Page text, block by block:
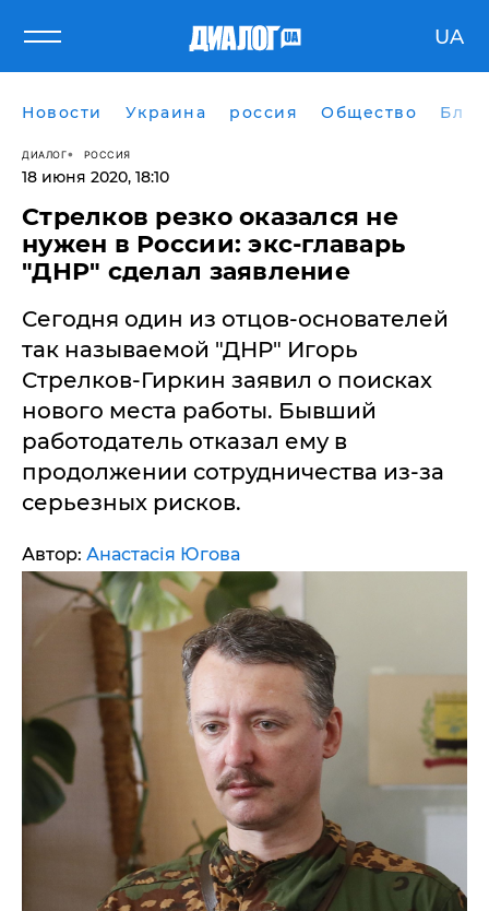
UA
Новости Украина россия Общество
ДИАЛОГ РОССИЯ
18 июня 2020, 18:10
​Стрелков резко оказался не
нужен в России: экс-главарь
"ДНР" сделал заявление
Сегодня один из отцов-основателей
так называемой "ДНР" Игорь
Стрелков-Гиркин заявил о поисках
нового места работы. Бывший
работодатель отказал ему в
продолжении сотрудничества из-за
серьезных рисков.
Автор: Анастасія Югова